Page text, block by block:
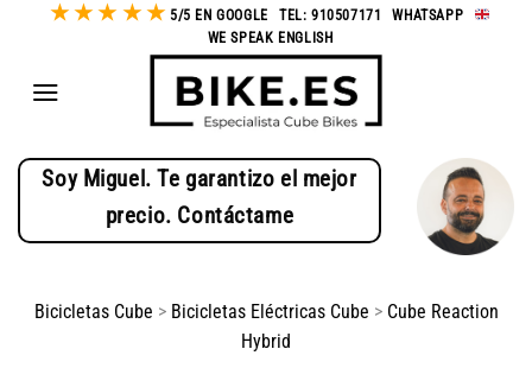
★★ ★ ★★ 5/5 EN GOOGLE TEL: 910507171 -WHATSAPP
WE SPEAK ENGLISH
Soy Miguel. Te garantizo el mejor
precio. Contáctame
Bicicletas Cube > Bicicletas Eléctricas Cube > Cube Reaction
Hybrid